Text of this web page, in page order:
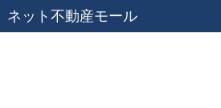
ネット不動産モール